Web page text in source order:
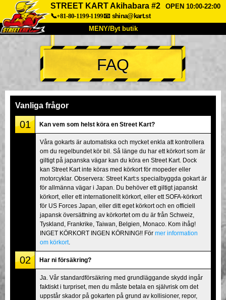
STREET KART Akihabara #2
OPEN 10:00-22:00
📞+81-80-1199-1199📧 shina@kart.st
MENY/Byt butik
HEM
Om oss Specifikationer Pris
Företag
Tokyo Shinagawa Tokyo Akihabara#1
Tokyo Akihabara#2 Tokyo Shibuya
Tokyo Shibuya Annex Tokyo Bay
Tokyo Asakusa Osaka
Okinawa
FAQ
Vanliga frågor
01 Kan vem som helst köra en Street Kart?
Våra gokarts är automatiska och mycket enkla att kontrollera
om du regelbundet kör bil. Så länge du har ett körkort som är
giltigt på japanska vägar kan du köra en Street Kart. Dock
kan Street Kart inte köras med körkort för mopeder eller
motorcyklar. Observera: Street Kart:s specialbyggda gokart är
för allmänna vägar i Japan. Du behöver ett giltigt japanskt
körkort, eller ett internationellt körkort, eller ett SOFA-körkort
för US Forces Japan, eller ditt eget körkort och en officiell
japansk översättning av körkortet om du är från Schweiz,
Tyskland, Frankrike, Taiwan, Belgien, Monaco. Kom ihåg!
INGET KÖRKORT INGEN KÖRNING!! För mer information
om körkort.
02 Har ni försäkring?
Ja. Vår standardförsäkring med grundläggande skydd ingår
faktiskt i turpriset, men du måste betala en självrisk om det
uppstår skador på gokarten på grund av kollisioner, repor,